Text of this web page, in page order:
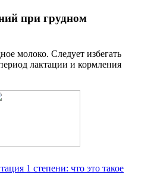
при грудном
молоко. Следует избегать
лактации и кормления
1 степени: что это такое